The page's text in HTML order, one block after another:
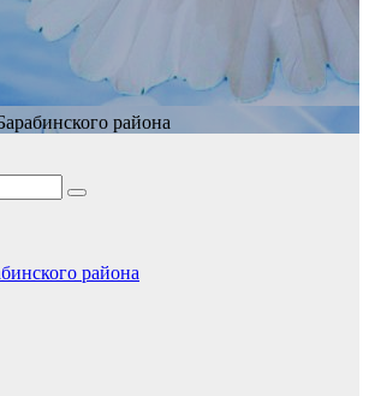
района
района